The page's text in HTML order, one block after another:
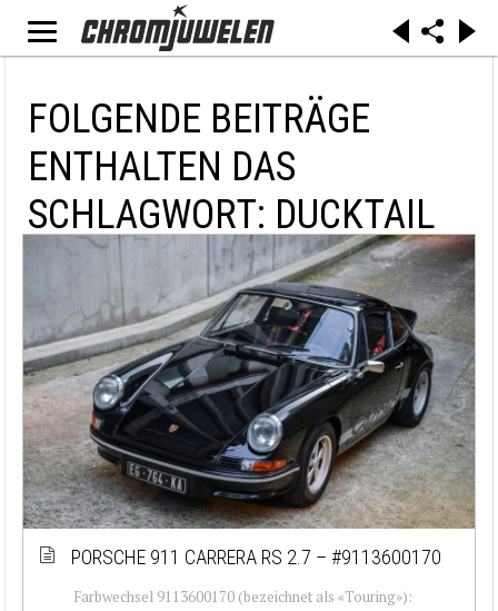
FOLGENDE BEITRÄGE
ENTHALTEN DAS
SCHLAGWORT: DUCKTAIL
PORSCHE 911 CARRERA RS 2.7 – #9113600170
Farbwechsel 9113600170 (bezeichnet als «Touring»):